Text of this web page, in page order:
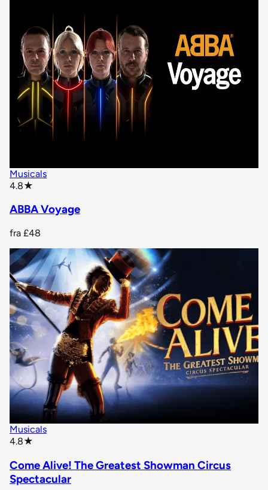
Musicals
4.8★
ABBA Voyage
fra £48
Musicals
4.8★
Come Alive! The Greatest Showman Circus
Spectacular